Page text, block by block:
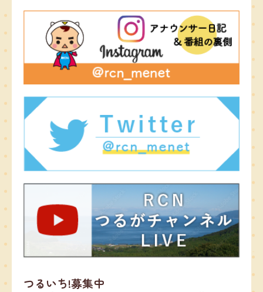
つるいち!募集中